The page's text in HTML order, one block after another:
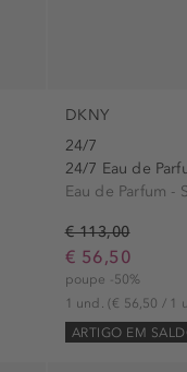
DKNY
24/7
24/7 Eau de
Eau de Parfum -
€ 113,00
€ 56,50
poupe -50%
1 und. (€ 56,50 / 1
ARTIGO EM